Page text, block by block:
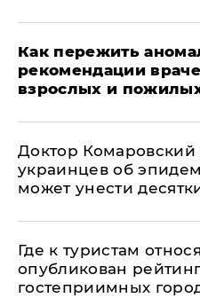
Как пережить
рекомендации
взрослых и
Доктор
украинцев об
может унести
Где к туристам
опубликован
гостеприимных